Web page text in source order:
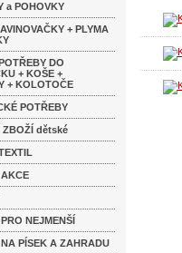
a POHOVKY
+ PLYMA
DO
+ KOŠE +
+ KOLOTOČE
POTŘEBY
ZBOŽÍ dětské
NEJMENŠÍ
PÍSEK A ZAHRADU